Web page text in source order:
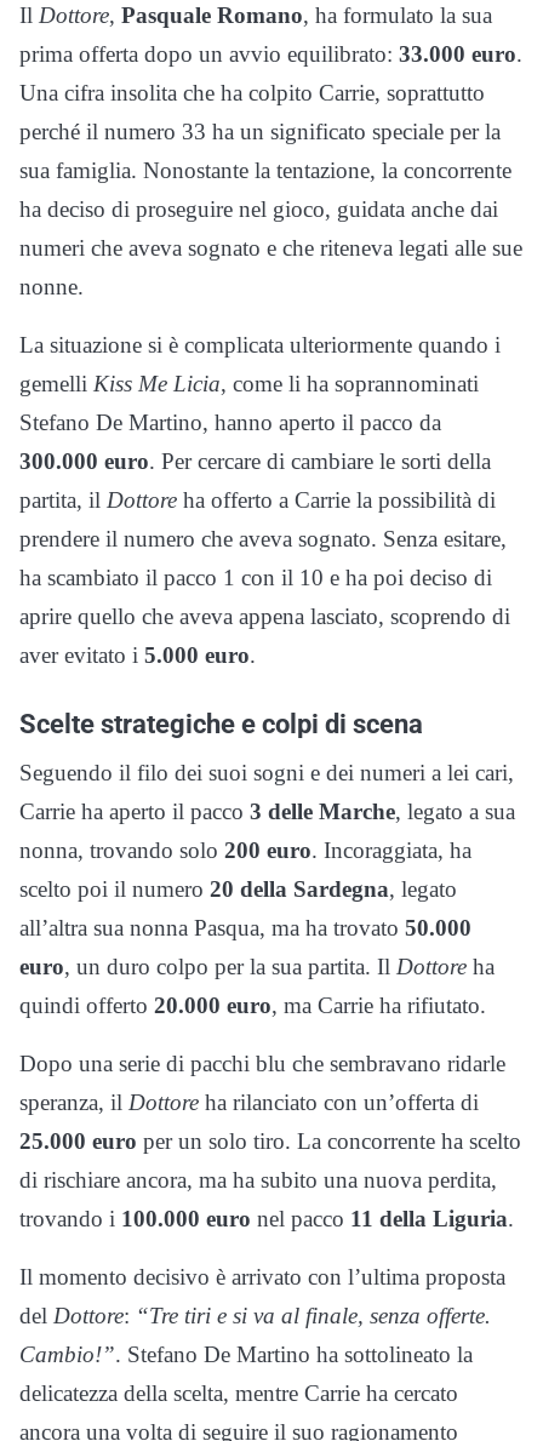
Il Dottore, Pasquale Romano, ha formulato la sua
prima offerta dopo un avvio equilibrato: 33.000 euro.
Una cifra insolita che ha colpito Carrie, soprattutto
perché il numero 33 ha un significato speciale per la
sua famiglia. Nonostante la tentazione, la concorrente
ha deciso di proseguire nel gioco, guidata anche dai
numeri che aveva sognato e che riteneva legati alle sue
nonne.
La situazione si è complicata ulteriormente quando i
gemelli Kiss Me Licia, come li ha soprannominati
Stefano De Martino, hanno aperto il pacco da
300.000 euro. Per cercare di cambiare le sorti della
partita, il Dottore ha offerto a Carrie la possibilità di
prendere il numero che aveva sognato. Senza esitare,
ha scambiato il pacco 1 con il 10 e ha poi deciso di
aprire quello che aveva appena lasciato, scoprendo di
aver evitato i 5.000 euro.
Scelte strategiche e colpi di scena
Seguendo il filo dei suoi sogni e dei numeri a lei cari,
Carrie ha aperto il pacco 3 delle Marche, legato a sua
nonna, trovando solo 200 euro. Incoraggiata, ha
scelto poi il numero 20 della Sardegna, legato
all’altra sua nonna Pasqua, ma ha trovato 50.000
euro, un duro colpo per la sua partita. Il Dottore ha
quindi offerto 20.000 euro, ma Carrie ha rifiutato.
Dopo una serie di pacchi blu che sembravano ridarle
speranza, il Dottore ha rilanciato con un’offerta di
25.000 euro per un solo tiro. La concorrente ha scelto
di rischiare ancora, ma ha subito una nuova perdita,
trovando i 100.000 euro nel pacco 11 della Liguria.
Il momento decisivo è arrivato con l’ultima proposta
del Dottore: “Tre tiri e si va al finale, senza offerte.
Cambio!”. Stefano De Martino ha sottolineato la
delicatezza della scelta, mentre Carrie ha cercato
ancora una volta di seguire il suo ragionamento